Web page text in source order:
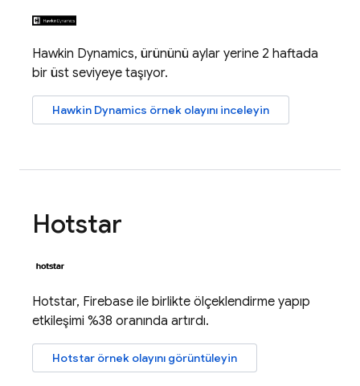
Hawkin Dynamics, ürününü aylar yerine 2 haftada
bir üst seviyeye taşıyor.
Hawkin Dynamics örnek olayını inceleyin
Hotstar
Hotstar, Firebase ile birlikte ölçeklendirme yapıp
etkileşimi %38 oranında artırdı.
Hotstar örnek olayını görüntüleyin